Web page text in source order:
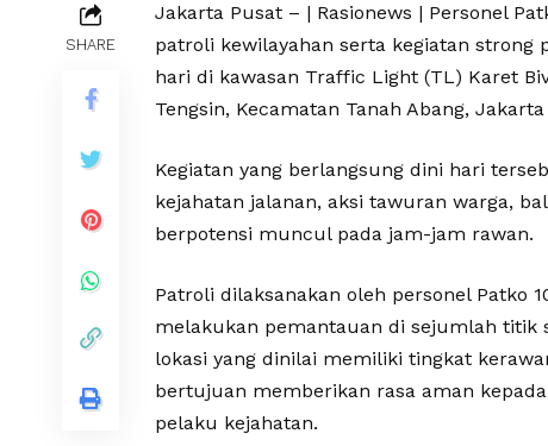
SHARE
Jakarta Pusat – | Rasionews | Personel
patroli kewilayahan serta kegiatan strong
hari di kawasan Traffic Light (TL) Karet
Tengsin, Kecamatan Tanah Abang,
Kegiatan yang berlangsung dini hari
kejahatan jalanan, aksi tawuran warga,
berpotensi muncul pada jam-jam rawan.
Patroli dilaksanakan oleh personel Patko
melakukan pemantauan di sejumlah titik
lokasi yang dinilai memiliki tingkat
bertujuan memberikan rasa aman
pelaku kejahatan.